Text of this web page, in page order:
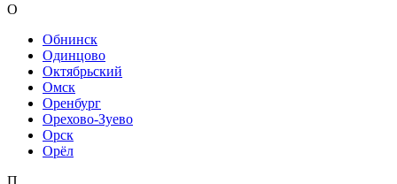
О
Обнинск
Одинцово
Октябрьский
Омск
Оренбург
Орехово-Зуево
Орск
Орёл
П